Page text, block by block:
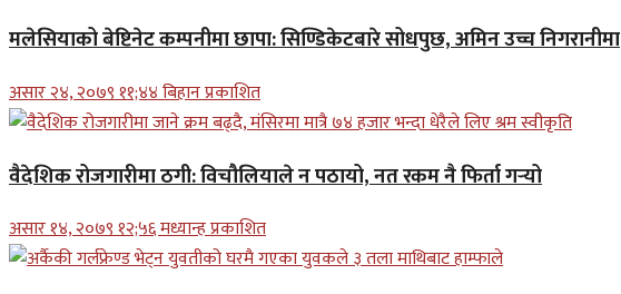
मलेसियाको बेष्टिनेट कम्पनीमा छापा: सिण्डिकेटबारे सोधपुछ, अमिन उच्च निगरानीमा
असार २४, २०७९ ११;४४ बिहान प्रकाशित
वैदेशिक रोजगारीमा ठगी: विचौलियाले न पठायो, नत रकम नै फिर्ता गर्‍यो
असार १४, २०७९ १२;५६ मध्यान्ह प्रकाशित